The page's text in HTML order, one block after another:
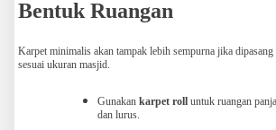
Bentuk Ruangan
Karpet minimalis akan tampak lebih sempurna jika dipasang
sesuai ukuran masjid.
Gunakan karpet roll untuk ruangan
dan lurus.